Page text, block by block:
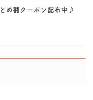
め割クーポン配布中♪